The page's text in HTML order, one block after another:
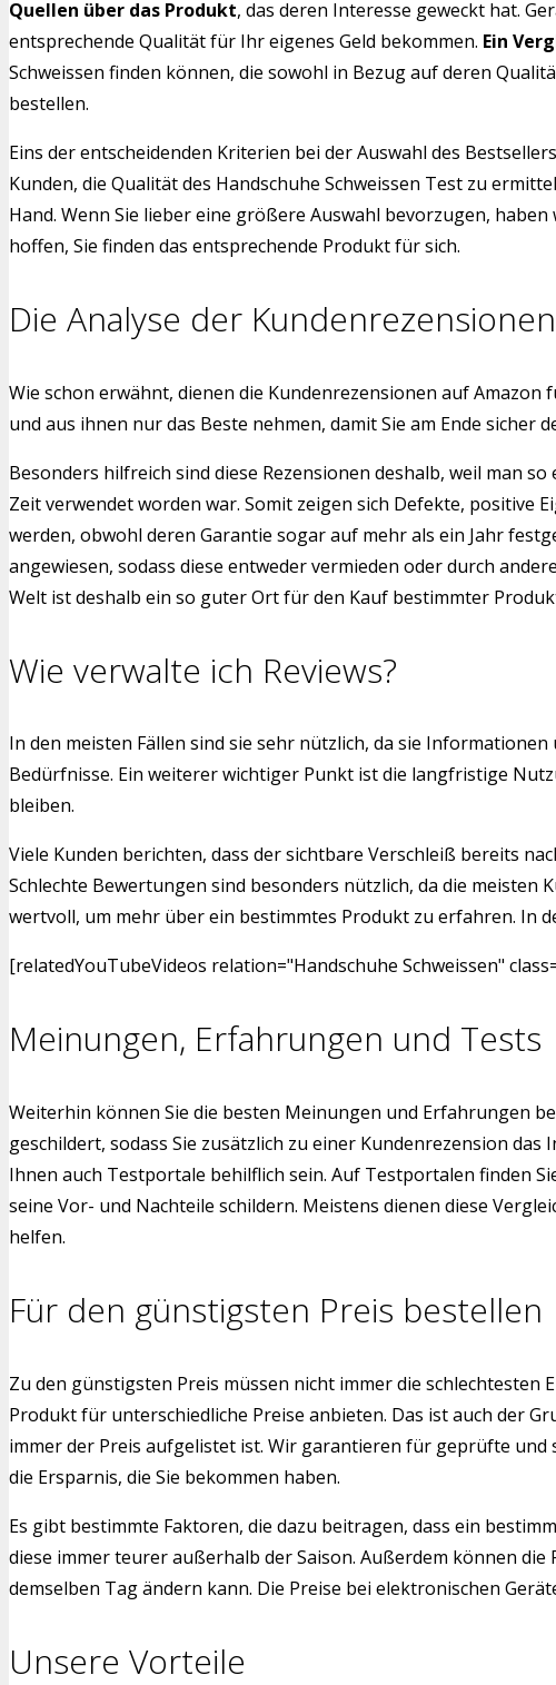
Quellen über das Produkt, das deren Interesse geweckt hat.
entsprechende Qualität für Ihr eigenes Geld bekommen. Ein
Schweissen finden können, die sowohl in Bezug auf deren
bestellen.
Eins der entscheidenden Kriterien bei der Auswahl des
Kunden, die Qualität des Handschuhe Schweissen Test zu
Hand. Wenn Sie lieber eine größere Auswahl bevorzugen, haben
hoffen, Sie finden das entsprechende Produkt für sich.
Die Analyse der Kundenrezensionen
Wie schon erwähnt, dienen die Kundenrezensionen auf
und aus ihnen nur das Beste nehmen, damit Sie am Ende sicher
Besonders hilfreich sind diese Rezensionen deshalb, weil man
Zeit verwendet worden war. Somit zeigen sich Defekte, positive
werden, obwohl deren Garantie sogar auf mehr als ein Jahr
angewiesen, sodass diese entweder vermieden oder durch
Welt ist deshalb ein so guter Ort für den Kauf bestimmter
Wie verwalte ich Reviews?
In den meisten Fällen sind sie sehr nützlich, da sie
Bedürfnisse. Ein weiterer wichtiger Punkt ist die langfristige
bleiben.
Viele Kunden berichten, dass der sichtbare Verschleiß bereits
Schlechte Bewertungen sind besonders nützlich, da die
wertvoll, um mehr über ein bestimmtes Produkt zu erfahren. In
[relatedYouTubeVideos relation="Handschuhe Schweissen"
Meinungen, Erfahrungen und Tests
Weiterhin können Sie die besten Meinungen und Erfahrungen
geschildert, sodass Sie zusätzlich zu einer Kundenrezension
Ihnen auch Testportale behilflich sein. Auf Testportalen finden
seine Vor- und Nachteile schildern. Meistens dienen diese
helfen.
Für den günstigsten Preis bestellen
Zu den günstigsten Preis müssen nicht immer die
Produkt für unterschiedliche Preise anbieten. Das ist auch der
immer der Preis aufgelistet ist. Wir garantieren für geprüfte und
die Ersparnis, die Sie bekommen haben.
Es gibt bestimmte Faktoren, die dazu beitragen, dass ein
diese immer teurer außerhalb der Saison. Außerdem können die
demselben Tag ändern kann. Die Preise bei elektronischen
Unsere Vorteile